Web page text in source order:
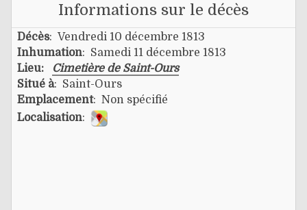
Informations sur le décès
Décès: Vendredi 10 décembre 1813
Inhumation: Samedi 11 décembre 1813
Lieu:
Cimetière de Saint-Ours
Situé à: Saint-Ours
Emplacement: Non spécifié
Localisation: